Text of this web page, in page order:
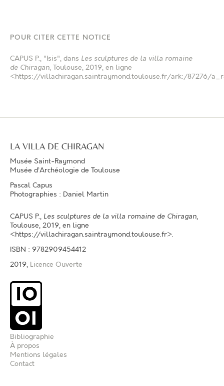
POUR CITER CETTE NOTICE
CAPUS P., "Isis", dans Les sculptures de la villa romaine
de Chiragan, Toulouse, 2019, en ligne
<https://villachiragan.saintraymond.toulouse.fr/ark:/87276/
LA VILLA DE CHIRAGAN
Musée Saint-Raymond
Musée d’Archéologie de Toulouse
Pascal Capus
Photographies : Daniel Martin
CAPUS P., Les sculptures de la villa romaine de Chiragan,
Toulouse, 2019, en ligne
<https://villachiragan.saintraymond.toulouse.fr>.
ISBN : 9782909454412
2019, Licence Ouverte
Bibliographie
À propos
Mentions légales
Contact